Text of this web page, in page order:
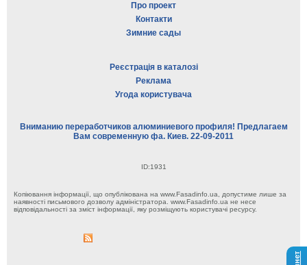
Про проект
Контакти
Зимние сады
Реєстрація в каталозі
Реклама
Угода користувача
Вниманию переработчиков алюминиевого профиля! Предлагаем
Вам современную фа. Киев. 22-09-2011
ID:1931
Копіювання інформації, що опублікована на www.Fasadinfo.ua, допустиме лише за
наявності письмового дозволу адміністратора. www.Fasadinfo.ua не несе
відповідальності за зміст інформації, яку розміщують користувачі ресурсу.